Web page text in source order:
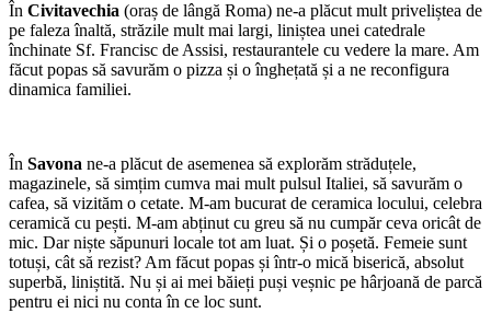
În Civitavechia (oraș de lângă Roma) ne-a plăcut mult priveliștea de
pe faleza înaltă, străzile mult mai largi, liniștea unei catedrale
închinate Sf. Francisc de Assisi, restaurantele cu vedere la mare. Am
făcut popas să savurăm o pizza și o înghețată și a ne reconfigura
dinamica familiei.
În Savona ne-a plăcut de asemenea să explorăm străduțele,
magazinele, să simțim cumva mai mult pulsul Italiei, să savurăm o
cafea, să vizităm o cetate. M-am bucurat de ceramica locului, celebra
ceramică cu pești. M-am abținut cu greu să nu cumpăr ceva oricât de
mic. Dar niște săpunuri locale tot am luat. Și o poșetă. Femeie sunt
totuși, cât să rezist? Am făcut popas și într-o mică biserică, absolut
superbă, liniștită. Nu și ai mei băieți puși veșnic pe hârjoană de parcă
pentru ei nici nu conta în ce loc sunt.